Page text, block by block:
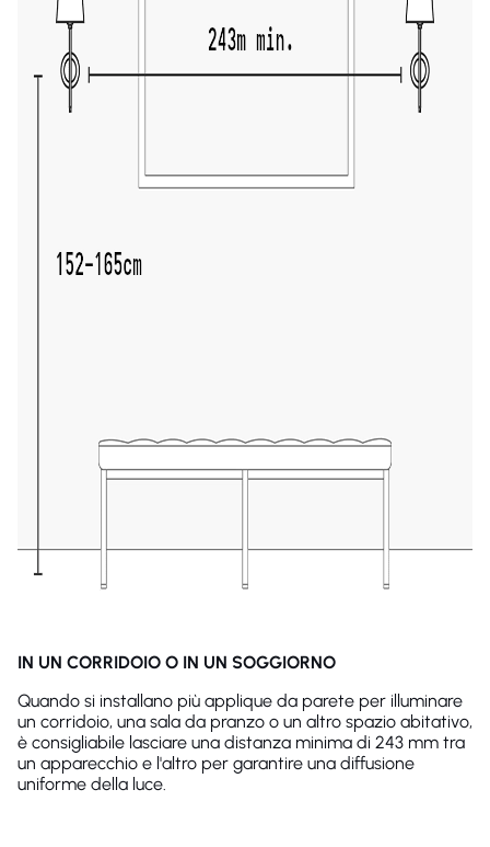
IN UN CORRIDOIO O IN UN SOGGIORNO
Quando si installano più applique da parete per illuminare
un corridoio, una sala da pranzo o un altro spazio abitativo,
è consigliabile lasciare una distanza minima di 243 mm tra
un apparecchio e l'altro per garantire una diffusione
uniforme della luce.